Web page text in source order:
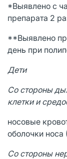
*Выявлено с
препарата 2
**Выявлено
день при
Дети
Со стороны
клетки и
носовые
оболочки
Со стороны